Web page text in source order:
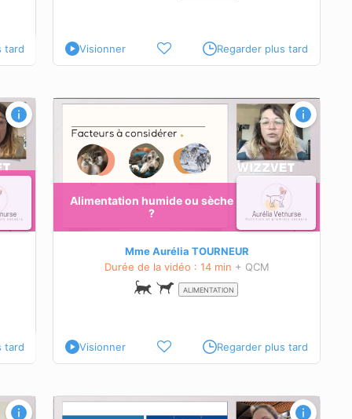
tard Visionner Regarder plus tard
tard
Alimentation humide ou sèche
?
Mme Aurélia TOURNEUR
Durée de la vidéo : 14 min + QCM
ALIMENTATION
Visionner Regarder plus tard